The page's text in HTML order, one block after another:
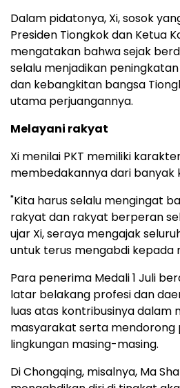
Dalam pidatonya, Xi, sosok
Presiden Tiongkok dan Ketua
mengatakan bahwa sejak
selalu menjadikan
dan kebangkitan bangsa
utama perjuangannya.
Melayani rakyat
Xi menilai PKT memiliki
membedakannya dari banyak
"Kita harus selalu mengingat
rakyat dan rakyat berperan
ujar Xi, seraya mengajak
untuk terus mengabdi kepada
Para penerima Medali 1 Juli
latar belakang profesi dan
luas atas kontribusinya dalam
masyarakat serta mendorong
lingkungan masing-masing.
Di Chongqing, misalnya, Ma